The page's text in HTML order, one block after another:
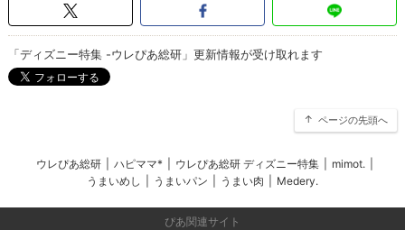
「ディズニー特集 -ウレぴあ総研」更新情報が受け取れます
ページの先頭へ
ウレぴあ総研 ハピママ* ウレぴあ総研 ディズニー特集 mimot.
うまいめし
うまいパン うまい肉 Medery.
ぴあ関連サイト